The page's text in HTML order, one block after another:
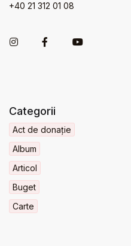
+40 21 312 01 08
Categorii
Act de donație
Album
Articol
Buget
Carte